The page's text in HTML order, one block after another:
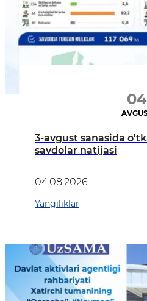
04
3-avgust sanasida
savdolar natijasi
04.08.2026
Yangiliklar